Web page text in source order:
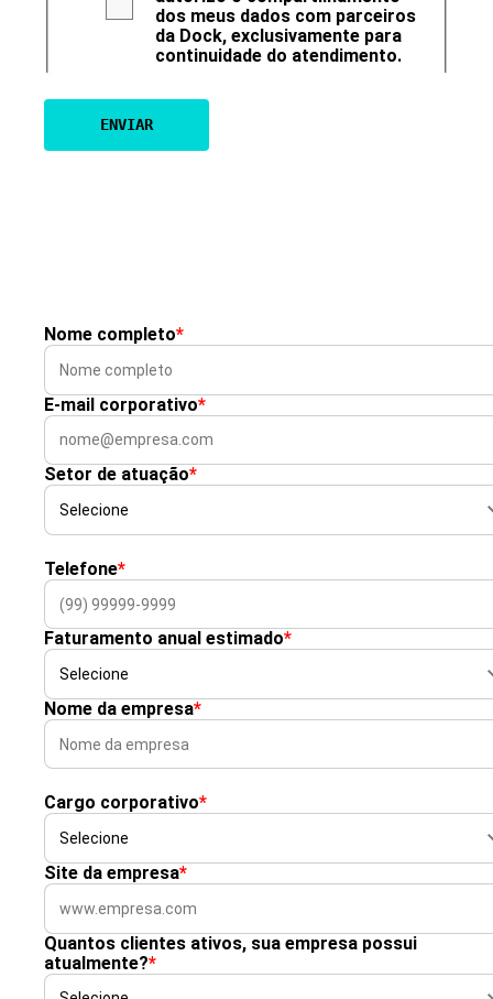
dos meus dados com parceiros
da Dock, exclusivamente para
continuidade do atendimento.
Nome completo*
E-mail corporativo*
Setor de atuação*
Telefone*
Faturamento anual estimado*
Nome da empresa*
Cargo corporativo*
Site da empresa*
Quantos clientes ativos, sua empresa possui
atualmente?*